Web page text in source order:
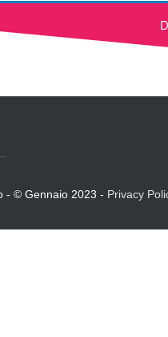
- © Gennaio 2023 - Privacy